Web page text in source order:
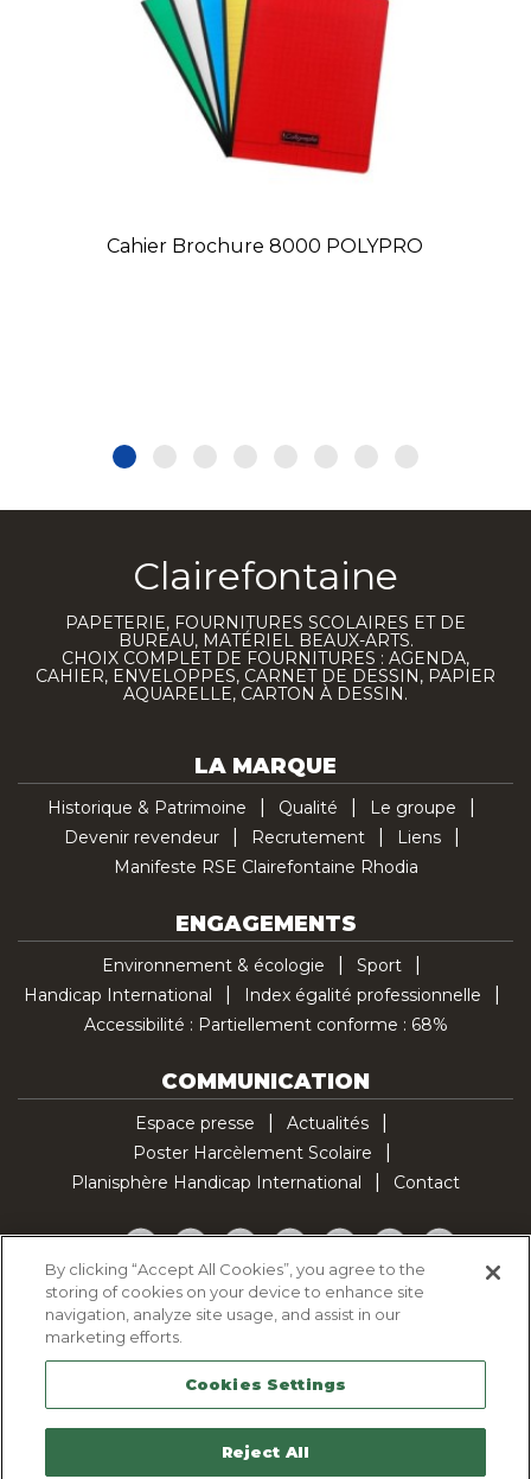
Cahier Brochure 8000 POLYPRO
Clairefontaine
PAPETERIE, FOURNITURES SCOLAIRES ET DE
BUREAU, MATÉRIEL BEAUX-ARTS.
CHOIX COMPLET DE FOURNITURES : AGENDA,
CAHIER, ENVELOPPES, CARNET DE DESSIN, PAPIER
AQUARELLE, CARTON À DESSIN.
LA MARQUE
Historique & Patrimoine Qualité
Le groupe
Devenir revendeur
Recrutement
Liens
Manifeste RSE Clairefontaine Rhodia
ENGAGEMENTS
Environnement & écologie
Sport
Handicap International
Index égalité professionnelle
Accessibilité : Partiellement conforme : 68%
COMMUNICATION
Espace presse
Actualités
Poster Harcèlement Scolaire
Planisphère Handicap International
Contact
Facebook
TwitterYouTubePinterestInstagramLinkedInTikTok
Politique d'utilisation des cookies
Politique de confidentialité
Mentions légales
Plan du site
Contactez-nous
By clicking “Accept All Cookies”, you agree to the
storing of cookies on your device to enhance site
navigation, analyze site usage, and assist in our
marketing efforts.
Cookies Settings
Reject All